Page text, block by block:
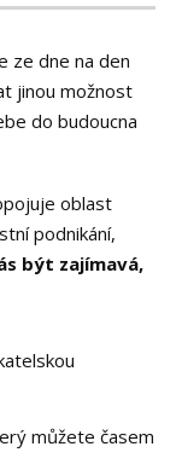
ze dne na den
jinou možnost
do budoucna
oblast
podnikání,
být zajímavá,
můžete časem